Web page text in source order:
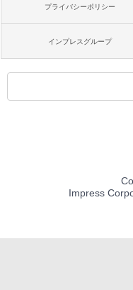
プライバシーポリシー
インプレスグループ
Impress